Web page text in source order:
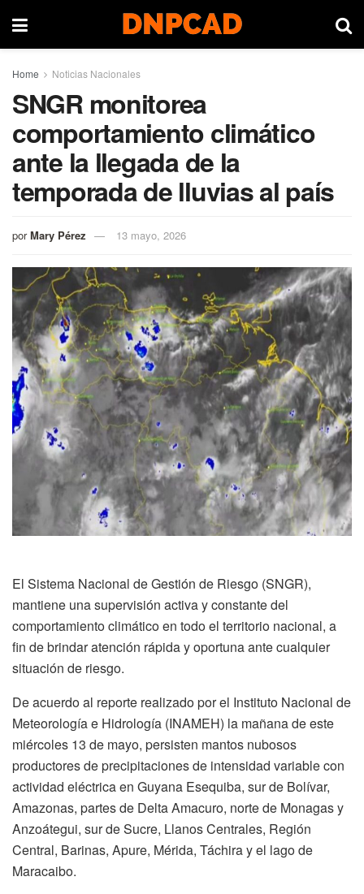
Home Noticias Nacionales
SNGR monitorea
comportamiento climático
ante la llegada de la
temporada de lluvias al país
por Mary Pérez 13 mayo, 2026
El Sistema Nacional de Gestión de Riesgo (SNGR),
mantiene una supervisión activa y constante del
comportamiento climático en todo el territorio nacional, a
fin de brindar atención rápida y oportuna ante cualquier
situación de riesgo.
De acuerdo al reporte realizado por el Instituto Nacional de
Meteorología e Hidrología (INAMEH) la mañana de este
miércoles 13 de mayo, persisten mantos nubosos
productores de precipitaciones de intensidad variable con
actividad eléctrica en Guyana Esequiba, sur de Bolívar,
Amazonas, partes de Delta Amacuro, norte de Monagas y
Anzoátegui, sur de Sucre, Llanos Centrales, Región
Central, Barinas, Apure, Mérida, Táchira y el lago de
Maracaibo.